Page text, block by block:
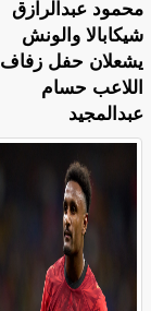
محمود عبدالرازق
شيكابالا والونش
يشعلان حفل زفاف
اللاعب حسام
عبدالمجيد